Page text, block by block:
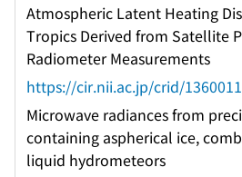
Atmospheric Latent Heating
Tropics Derived from Satellite
Radiometer Measurements
https://cir.nii.ac.jp/crid/
Microwave radiances from
containing aspherical ice,
liquid hydrometeors